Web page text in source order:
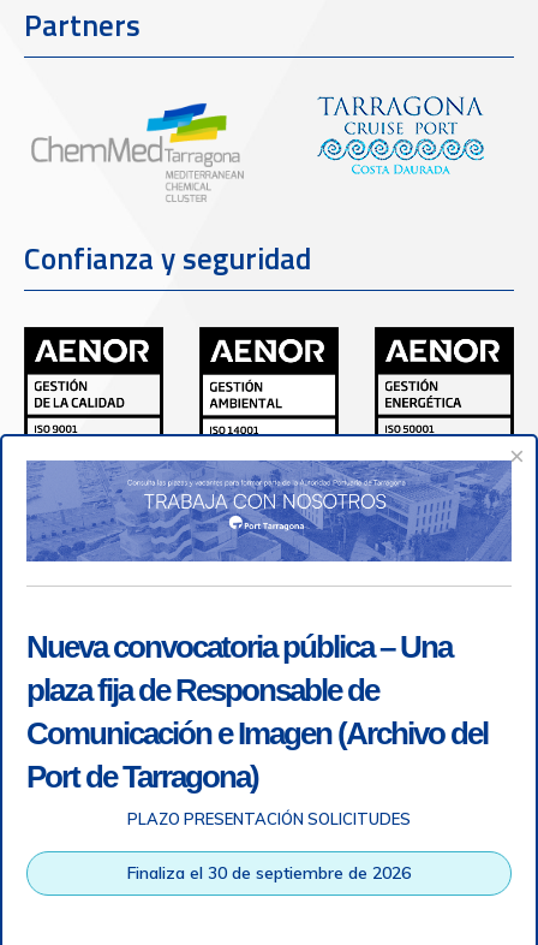
Partners
Confianza y seguridad
Autoridad Portuaria de Tarragona © Todos los derechos
×
Nueva convocatoria pública – Una
plaza fija de Responsable de
Comunicación e Imagen (Archivo del
Port de Tarragona)
PLAZO PRESENTACIÓN SOLICITUDES
Finaliza el 30 de septiembre de 2026